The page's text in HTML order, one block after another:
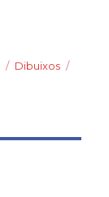
Categories
Dibuixos